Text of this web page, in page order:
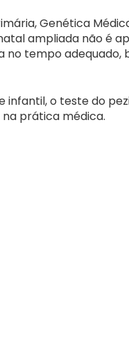
Genética
ampliada não é
tempo adequado,
infantil, o teste do
prática médica.